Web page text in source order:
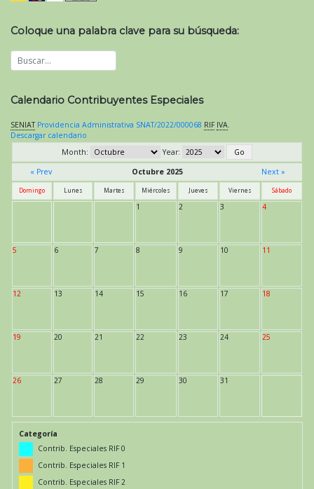
Coloque una palabra clave para su búsqueda:
Calendario Contribuyentes Especiales
SENIAT Providencia Administrativa SNAT/2022/000068 RIF IVA
Descargar calendario
Month:
Year:
« Prev
Octubre 2025 Next »
Domingo Lunes Martes Miércoles Jueves Viernes Sábado
1 2 3 4
5 6 7 8 9 10 11
12 13 14 15 16 17 18
19 20 21 22 23 24 25
26 27 28 29 30 31
Categoría
Contrib. Especiales RIF 0
Contrib. Especiales RIF 1
Contrib. Especiales RIF 2